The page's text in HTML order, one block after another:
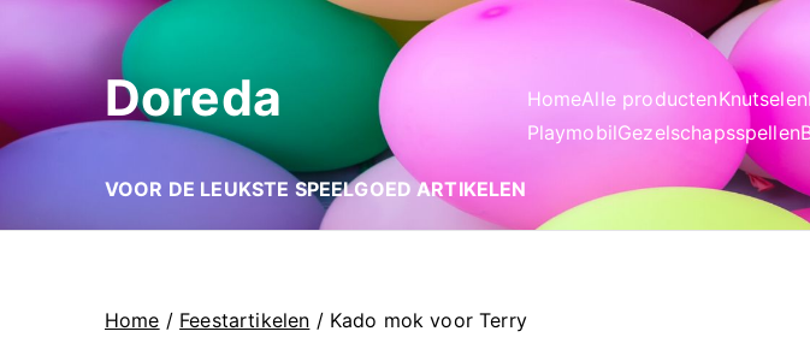
naar
de
inhoud
Doreda
VOOR DE LEUKSTE SPEELGOED ARTIKELEN
HomeAlle productenKnutselen
PlaymobilGezelschapsspellen
Home / Feestartikelen / Kado mok voor Terry